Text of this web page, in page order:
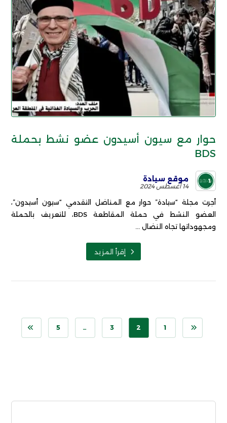
حوار مع سيون أسيدون عضو نشط بحملة
BDS
موقع سيادة
14 أغسطس 2024
أجرت مجلة “سيادة” حوار مع المناضل التقدمي “سيون أسيدون”،
العضو النشط في حملة المقاطعة BDS، للتعريف بالحملة
ومجهوداتها تجاه النضال ...
إقرأ المزيد
1
2
3
…
5